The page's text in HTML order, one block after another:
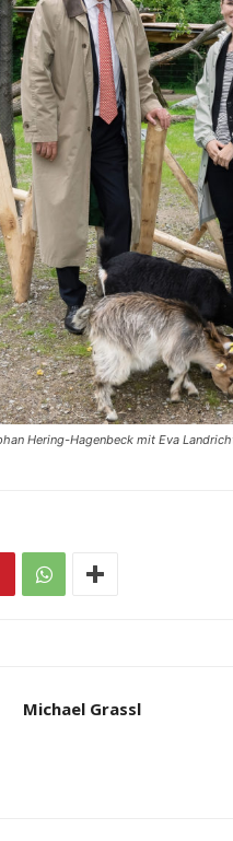
Hering-Hagenbeck mit Eva
Michael Grassl